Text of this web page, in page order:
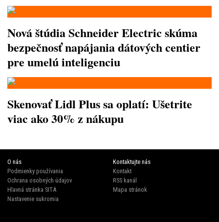
Nová štúdia Schneider Electric skúma
bezpečnosť napájania dátových centier
pre umelú inteligenciu
Skenovať Lidl Plus sa oplatí: Ušetrite
viac ako 30% z nákupu
O nás
Podmienky používania
Ochrana osobných údajov
Hlavná stránka SITA
Nastavenie sukromia
Kontaktujte nás
Kontakt
RSS kanál
Mapa stránok